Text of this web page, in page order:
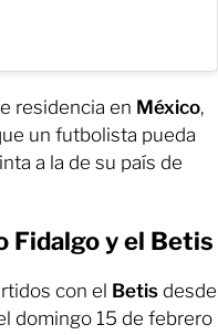
residencia en México,
un futbolista pueda
a la de su país de
Fidalgo y el Betis
con el Betis desde
domingo 15 de febrero